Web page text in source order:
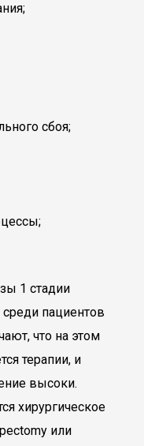
сбоя;
1 стадии
пациентов
что на этом
терапии, и
высоки.
хирургическое
или